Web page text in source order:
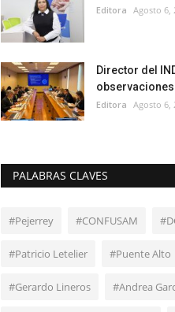
Editora Agosto 6,
Director del
Editora Agosto 6,
PALABRAS CLAVES
#Pejerrey #CONFUSAM
#Patricio Letelier #Puente Alto
#Gerardo Lineros #Andrea